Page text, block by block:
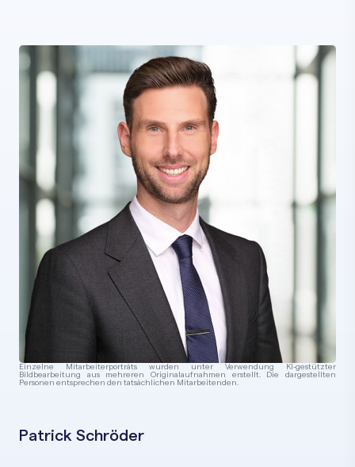
Einzelne Mitarbeiterporträts wurden unter Verwendung KI-gestützter
Bildbearbeitung aus mehreren Originalaufnahmen erstellt. Die dargestellten
Personen entsprechen den tatsächlichen Mitarbeitenden.
Patrick Schröder